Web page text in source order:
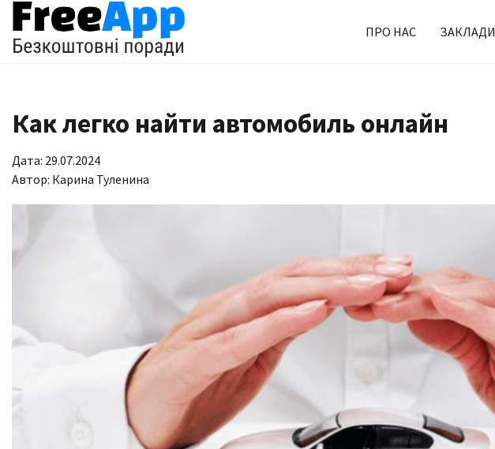
Перейти
до
вмісту
ПРО НАС ЗАКЛАДИ
Как легко найти автомобиль онлайн
Дата: 29.07.2024
Автор: Карина Туленина